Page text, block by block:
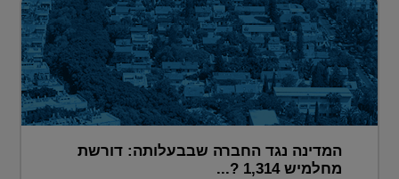
המדינה נגד החברה שבבעלותה: דורשת
מחלמיש 1,314 ?...